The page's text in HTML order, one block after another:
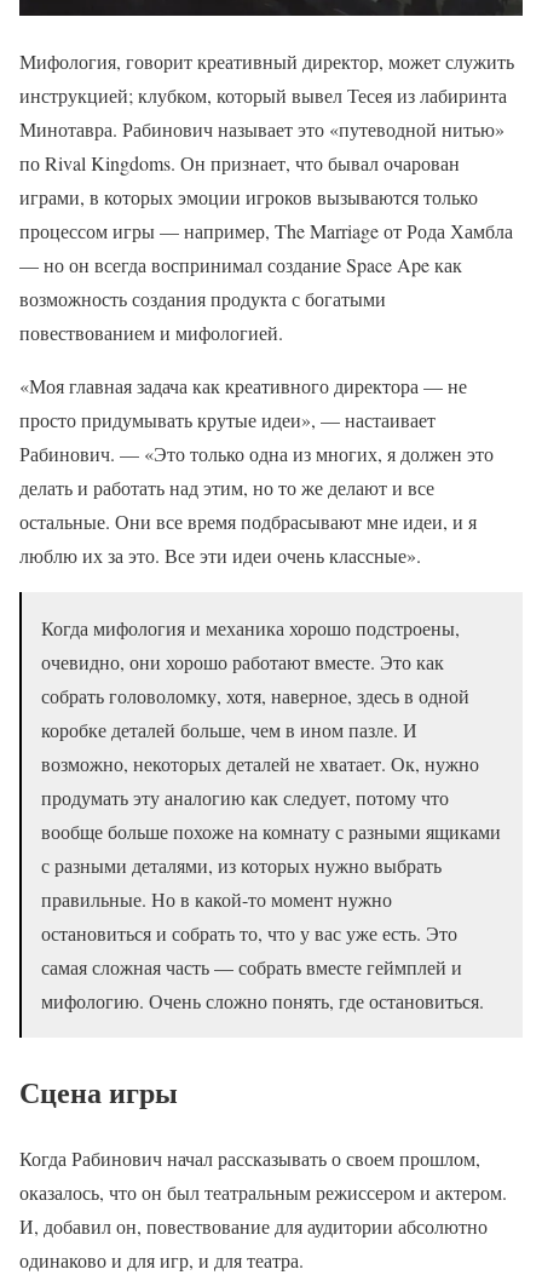
Мифология, говорит креативный директор, может служить
инструкцией; клубком, который вывел Тесея из лабиринта
Минотавра. Рабинович называет это «путеводной нитью»
по Rival Kingdoms. Он признает, что бывал очарован
играми, в которых эмоции игроков вызываются только
процессом игры — например, The Marriage от Рода Хамбла
— но он всегда воспринимал создание Space Ape как
возможность создания продукта с богатыми
повествованием и мифологией.
«Моя главная задача как креативного директора — не
просто придумывать крутые идеи», — настаивает
Рабинович. — «Это только одна из многих, я должен это
делать и работать над этим, но то же делают и все
остальные. Они все время подбрасывают мне идеи, и я
люблю их за это. Все эти идеи очень классные».
Когда мифология и механика хорошо подстроены,
очевидно, они хорошо работают вместе. Это как
собрать головоломку, хотя, наверное, здесь в одной
коробке деталей больше, чем в ином пазле. И
возможно, некоторых деталей не хватает. Ок, нужно
продумать эту аналогию как следует, потому что
вообще больше похоже на комнату с разными ящиками
с разными деталями, из которых нужно выбрать
правильные. Но в какой-то момент нужно
остановиться и собрать то, что у вас уже есть. Это
самая сложная часть — собрать вместе геймплей и
мифологию. Очень сложно понять, где остановиться.
Сцена игры
Когда Рабинович начал рассказывать о своем прошлом,
оказалось, что он был театральным режиссером и актером.
И, добавил он, повествование для аудитории абсолютно
одинаково и для игр, и для театра.